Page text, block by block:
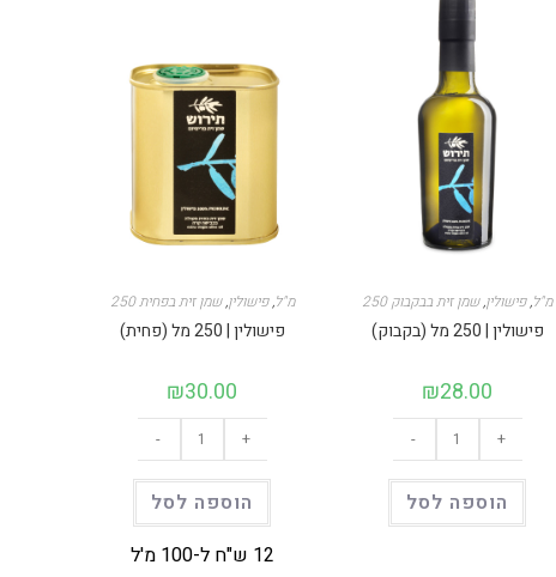
250 מ"ל,פישולין,שמן זית בבקבוק
פישולין | 250 מל (בקבוק)
₪28.00
כמות
של
פישולין
|
מל
(בקבוק)
- +
הוספה לסל
250 מ"ל,פישולין,שמן זית בפחית
פישולין | 250 מל (פחית)
₪30.00
כמות
של
פישולין
|
מל
(פחית)
- +
הוספה לסל
12 ש"ח ל-100 מ'ל